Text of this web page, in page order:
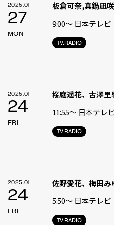
2025.01
27
MON
TV.RADIO
板倉可奈,真鍋凪
9:00〜 日本テレビ
2025.01
24
FRI
TV.RADIO
桜庭遥花、古澤里
11:55〜 日本テレ
2025.01
24
FRI
TV.RADIO
佐野愛花、梅田み
5:50〜 日本テレビ